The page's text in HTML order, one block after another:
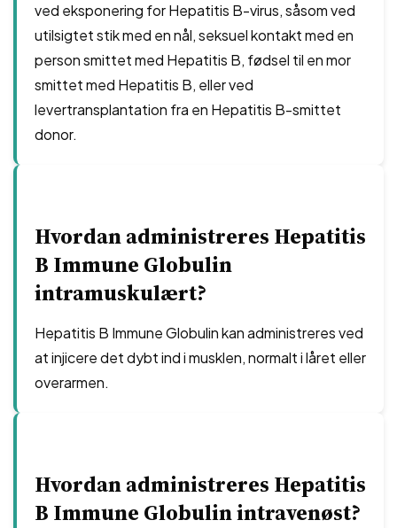
ved eksponering for Hepatitis B-virus, såsom ved
utilsigtet stik med en nål, seksuel kontakt med en
person smittet med Hepatitis B, fødsel til en mor
smittet med Hepatitis B, eller ved
levertransplantation fra en Hepatitis B-smittet
donor.
Hvordan administreres Hepatitis
B Immune Globulin
intramuskulært?
Hepatitis B Immune Globulin kan administreres ved
at injicere det dybt ind i musklen, normalt i låret eller
overarmen.
Hvordan administreres Hepatitis
B Immune Globulin intravenøst?